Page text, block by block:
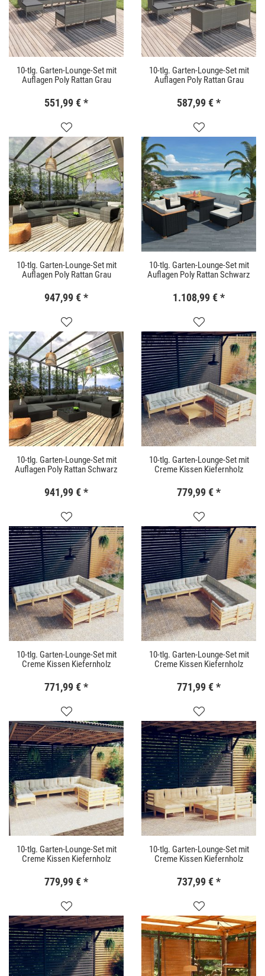
10-tlg. Garten-Lounge-Set mit
Auflagen Poly Rattan Grau
551,99 €*
10-tlg. Garten-Lounge-Set mit
Auflagen Poly Rattan Grau
587,99 €*
10-tlg. Garten-Lounge-Set mit
Auflagen Poly Rattan Grau
947,99 €*
10-tlg. Garten-Lounge-Set mit
Auflagen Poly Rattan Schwarz
1.108,99 €*
10-tlg. Garten-Lounge-Set mit
Auflagen Poly Rattan Schwarz
941,99 €*
10-tlg. Garten-Lounge-Set mit
Creme Kissen Kiefernholz
779,99 €*
10-tlg. Garten-Lounge-Set mit
Creme Kissen Kiefernholz
771,99 €*
10-tlg. Garten-Lounge-Set mit
Creme Kissen Kiefernholz
771,99 €*
10-tlg. Garten-Lounge-Set mit
Creme Kissen Kiefernholz
779,99 €*
10-tlg. Garten-Lounge-Set mit
Creme Kissen Kiefernholz
737,99 €*